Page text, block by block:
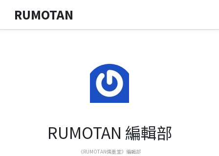
RUMOTAN
RUMOTAN 編輯部
《RUMOTAN儒墨堂》編輯部